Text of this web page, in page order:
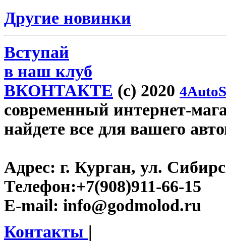
Другие новинки
Вступай
в наш клуб
ВКОНТАКТЕ (c) 2020
современный интернет-
найдете все для вашего
Адрес: г. Курган, ул.
Телефон:+7(908)911-66-15
E-mail: info@godmolod.ru
Контакты |